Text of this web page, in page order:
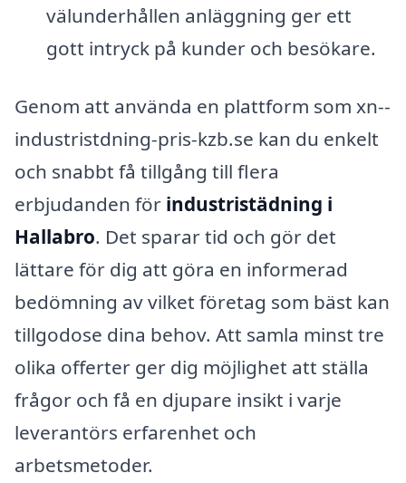
välunderhållen anläggning ger ett
gott intryck på kunder och besökare.
Genom att använda en plattform som xn--
industristdning-pris-kzb.se kan du enkelt
och snabbt få tillgång till flera
erbjudanden för industristädning i
Hallabro. Det sparar tid och gör det
lättare för dig att göra en informerad
bedömning av vilket företag som bäst kan
tillgodose dina behov. Att samla minst tre
olika offerter ger dig möjlighet att ställa
frågor och få en djupare insikt i varje
leverantörs erfarenhet och
arbetsmetoder.